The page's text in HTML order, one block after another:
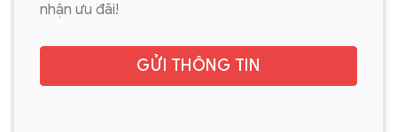
nhận ưu đãi!
GỬI THÔNG TIN